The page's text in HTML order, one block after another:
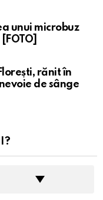
unui microbuz
rănit în
de sânge